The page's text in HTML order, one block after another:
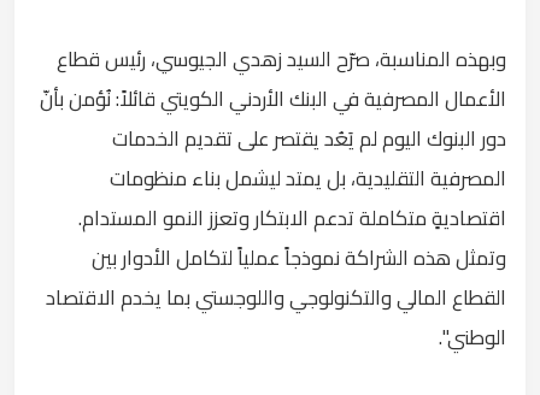
وبهذه المناسبة، صرّح السيد زهدي الجيوسي، رئيس قطاع
الأعمال المصرفية في البنك الأردني الكويتي قائلاً: نُؤمن بأنّ
دور البنوك اليوم لم يَعُد يقتصر على تقديم الخدمات
المصرفية التقليدية، بل يمتد ليشمل بناء منظومات
اقتصاديةٍ متكاملة تدعم الابتكار وتعزز النمو المستدام.
وتمثل هذه الشراكة نموذجاً عملياً لتكامل الأدوار بين
القطاع المالي والتكنولوجي واللوجستي بما يخدم الاقتصاد
الوطني".